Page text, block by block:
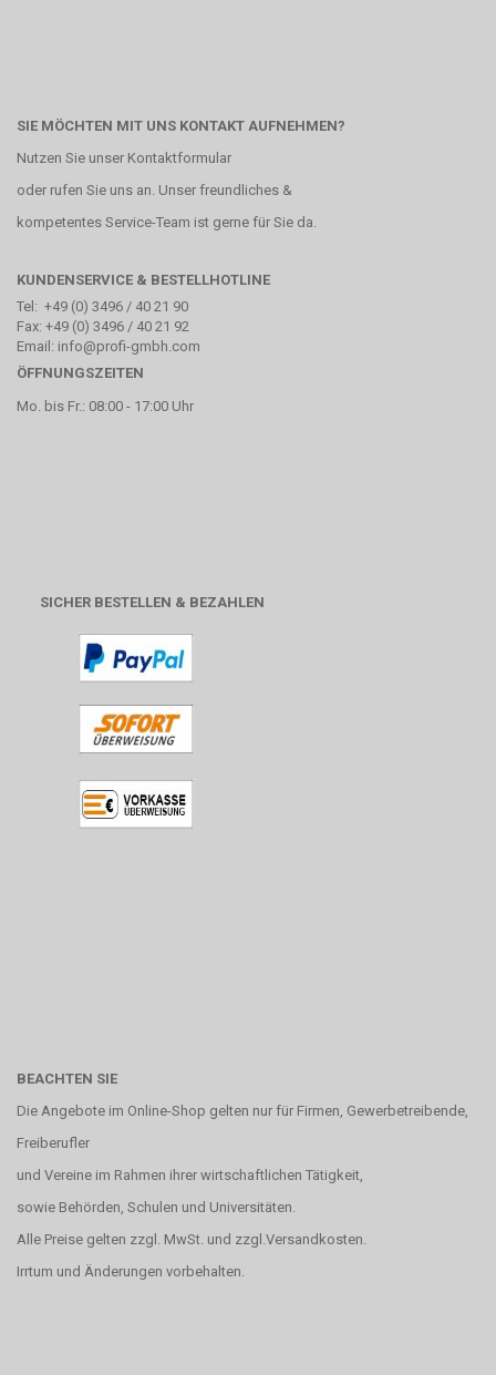
SIE MÖCHTEN MIT UNS KONTAKT AUFNEHMEN?
Nutzen Sie unser Kontaktformular
oder rufen Sie uns an. Unser freundliches &
kompetentes Service-Team ist gerne für Sie da.
KUNDENSERVICE & BESTELLHOTLINE
Tel: +49 (0) 3496 / 40 21 90
Fax: +49 (0) 3496 / 40 21 92
Email: info@profi-gmbh.com
ÖFFNUNGSZEITEN
Mo. bis Fr.: 08:00 - 17:00 Uhr
SICHER BESTELLEN & BEZAHLEN
BEACHTEN SIE
Die Angebote im Online-Shop gelten nur für Firmen, Gewerbetreibende,
Freiberufler
und Vereine im Rahmen ihrer wirtschaftlichen Tätigkeit,
sowie Behörden, Schulen und Universitäten.
Alle Preise gelten zzgl. MwSt. und zzgl.Versandkosten.
Irrtum und Änderungen vorbehalten.